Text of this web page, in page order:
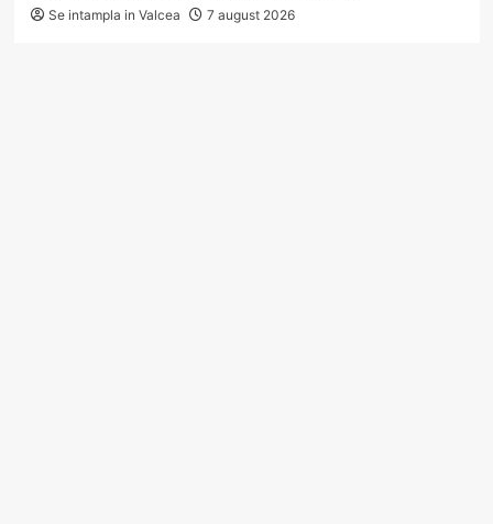
Se intampla in Valcea 7 august 2026